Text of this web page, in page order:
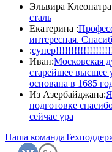
Эльвира
сталь
Екатерина :
интересная.
:
Иван:Московская
старейшее высшее
основана в 1685
Из Азербайджана:
подготовке
сейчас ура
Наша команда